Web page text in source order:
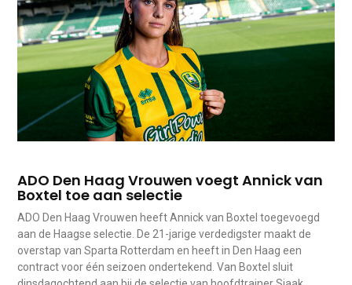
ADO Den Haag Vrouwen voegt Annick van
Boxtel toe aan selectie
ADO Den Haag Vrouwen heeft Annick van Boxtel toegevoegd
aan de Haagse selectie. De 21-jarige verdedigster maakt de
overstap van Sparta Rotterdam en heeft in Den Haag een
contract voor één seizoen ondertekend. Van Boxtel sluit